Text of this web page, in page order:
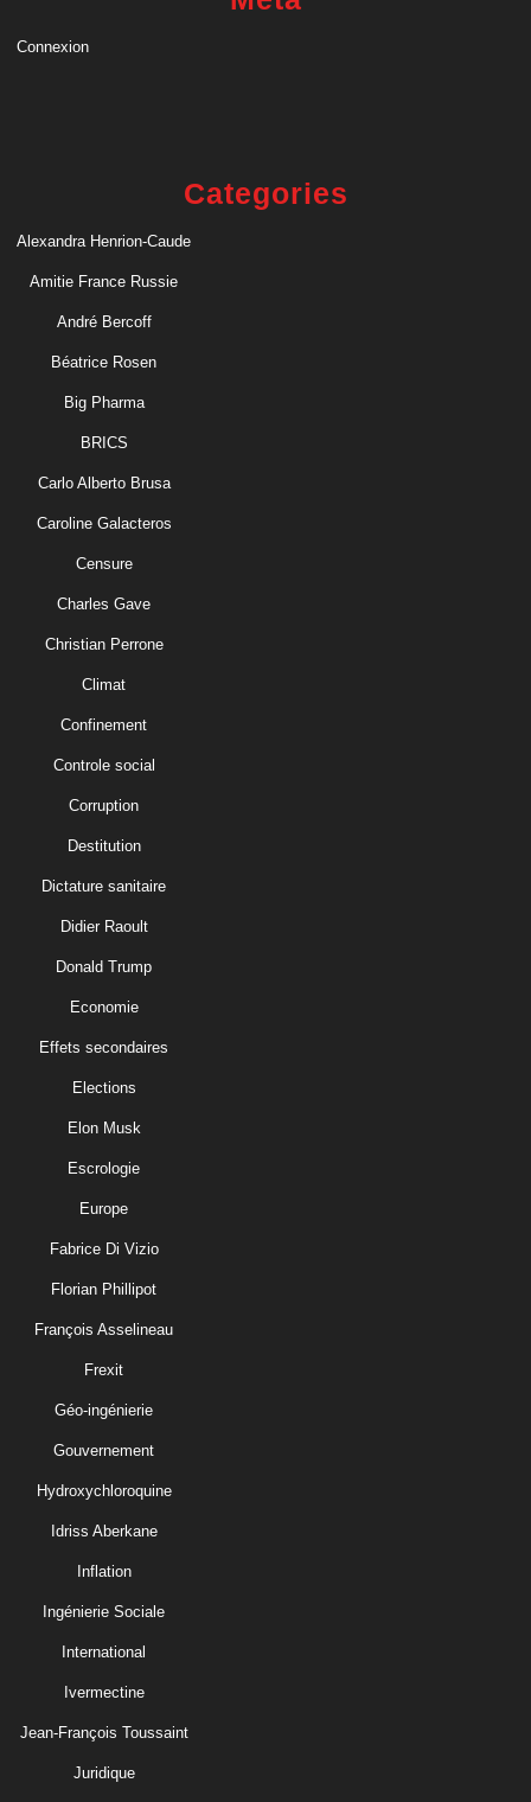
Connexion
Categories
Alexandra Henrion-Caude
Amitie France Russie
André Bercoff
Béatrice Rosen
Big Pharma
BRICS
Carlo Alberto Brusa
Caroline Galacteros
Censure
Charles Gave
Christian Perrone
Climat
Confinement
Controle social
Corruption
Destitution
Dictature sanitaire
Didier Raoult
Donald Trump
Economie
Effets secondaires
Elections
Elon Musk
Escrologie
Europe
Fabrice Di Vizio
Florian Phillipot
François Asselineau
Frexit
Géo-ingénierie
Gouvernement
Hydroxychloroquine
Idriss Aberkane
Inflation
Ingénierie Sociale
International
Ivermectine
Jean-François Toussaint
Juridique